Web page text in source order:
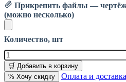
Прикрепить файлы —
(можно несколько)
Количество, шт
🛒 Добавить в корзину
% Хочу скидку
Оплата и доставка